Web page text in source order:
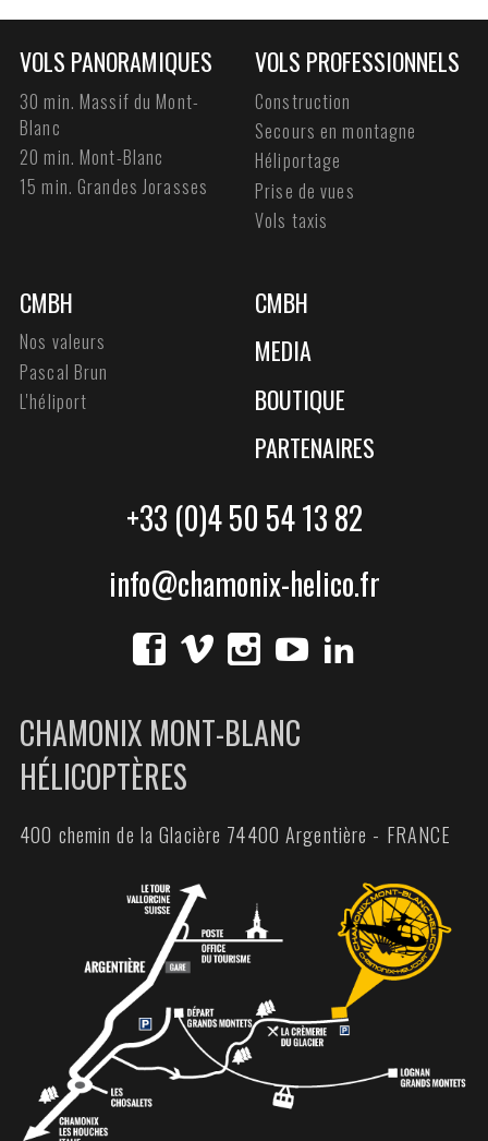
VOLS PANORAMIQUES
30 min. Massif du Mont-
Blanc
20 min. Mont-Blanc
15 min. Grandes Jorasses
VOLS PROFESSIONNELS
Construction
Secours en montagne
Héliportage
Prise de vues
Vols taxis
CMBH
Nos valeurs
Pascal Brun
L'héliport
CMBH
MEDIA
BOUTIQUE
PARTENAIRES
+33 (0)4 50 54 13 82
info@chamonix-helico.fr
CHAMONIX MONT-BLANC
HÉLICOPTÈRES
400 chemin de la Glacière 74400 Argentière - FRANCE